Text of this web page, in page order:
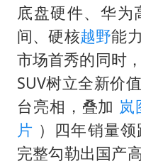
底盘硬件、华为
间、硬核越野能
市场首秀的同时
SUV树立全新价
台亮相，叠加 岚
片 ）四年销量领
完整勾勒出国产